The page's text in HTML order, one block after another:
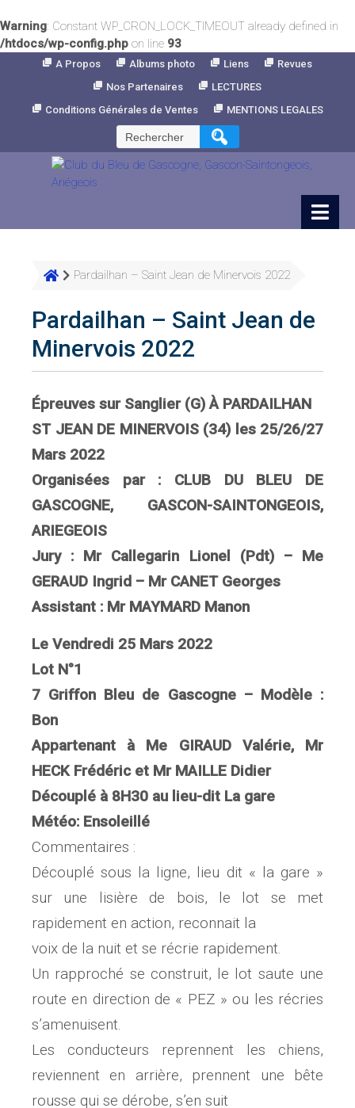
Warning: Constant WP_CRON_LOCK_TIMEOUT already defined in
/htdocs/wp-config.php on line 93
A Propos Albums photo Liens
Revues
Nos Partenaires
LECTURES
Conditions Générales de Ventes
MENTIONS LEGALES
Rechercher :
Pardailhan – Saint Jean de Minervois 2022
Pardailhan – Saint Jean de
Minervois 2022
Épreuves sur Sanglier (G) À PARDAILHAN
ST JEAN DE MINERVOIS (34) les 25/26/27
Mars 2022
Organisées par : CLUB DU BLEU DE
GASCOGNE, GASCON-SAINTONGEOIS,
ARIEGEOIS
Jury : Mr Callegarin Lionel (Pdt) – Me
GERAUD Ingrid – Mr CANET Georges
Assistant : Mr MAYMARD Manon
Le Vendredi 25 Mars 2022
Lot N°1
7 Griffon Bleu de Gascogne – Modèle :
Bon
Appartenant à Me GIRAUD Valérie, Mr
HECK Frédéric et Mr MAILLE Didier
Découplé à 8H30 au lieu-dit La gare
Météo: Ensoleillé
Commentaires :
Découplé sous la ligne, lieu dit « la gare »
sur une lisière de bois, le lot se met
rapidement en action, reconnait la
voix de la nuit et se récrie rapidement.
Un rapproché se construit, le lot saute une
route en direction de « PEZ » ou les récries
s’amenuisent.
Les conducteurs reprennent les chiens,
reviennent en arrière, prennent une bête
rousse qui se dérobe, s’en suit